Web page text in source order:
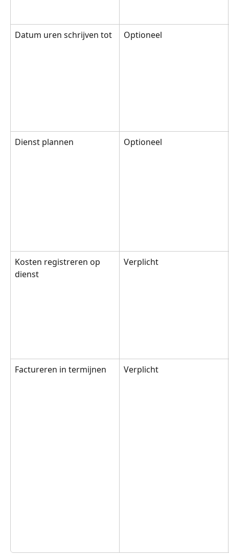
Datum uren schrijven tot Optioneel
Dienst plannen Optioneel
Kosten registreren op
dienst
Verplicht
Factureren in termijnen Verplicht